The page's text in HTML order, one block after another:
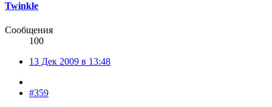
Twinkle
Сообщения
100
13 Дек 2009 в 13:48
#359